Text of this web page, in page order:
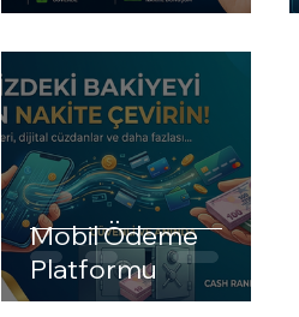
Mobil Ödeme
Platformu